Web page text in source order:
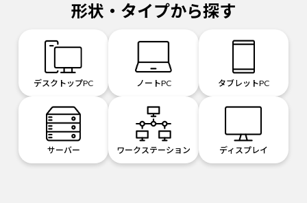
形状・タイプから探す
デスクトップPC ノートPC タブレットPC
サーバー ワークステーション ディスプレイ